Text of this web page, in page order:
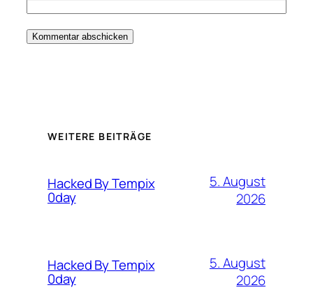
WEITERE BEITRÄGE
Hacked By Tempix
0day
5. August
2026
Hacked By Tempix
0day
5. August
2026